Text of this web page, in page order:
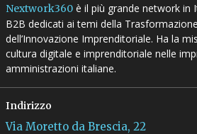
Nextwork360è il più grande network in
B2B dedicati ai temi della
dell’Innovazione Imprenditoriale. Ha la
cultura digitale e imprenditoriale nelle
amministrazioni italiane.
Indirizzo
Via Moretto da Brescia, 22